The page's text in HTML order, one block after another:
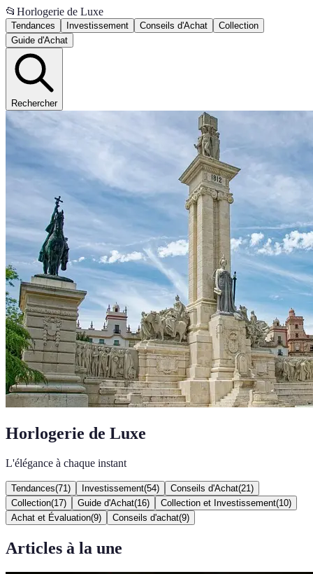
📂 Horlogerie de Luxe
Tendances Investissement Conseils d'Achat
Collection
Guide d'Achat
Rechercher
Horlogerie de Luxe
L'élégance à chaque instant
Tendances(71 ) Investissement(54) Conseils d'Achat(21 )
Collection(17) Guide d'Achat(16) Collection et Investissement(10)
Achat et Évaluation(9) Conseils d'achat(9)
Articles à la une